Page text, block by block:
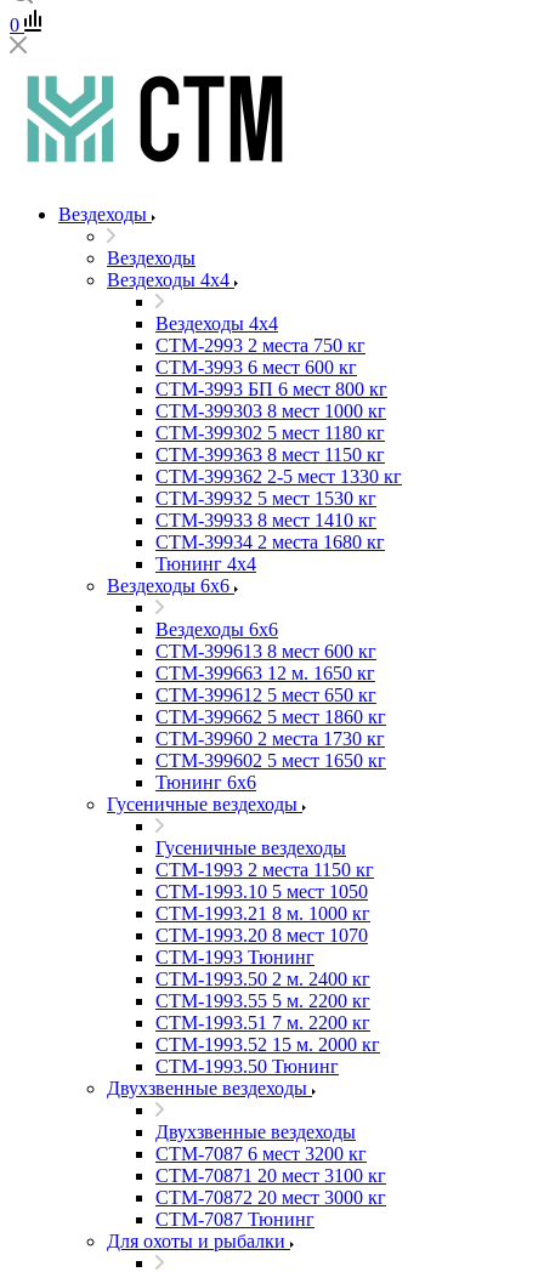
0
Вездеходы
Вездеходы
Вездеходы 4х4
Вездеходы 4х4
СТМ-2993 2 места 750 кг
СТМ-3993 6 мест 600 кг
СТМ-3993 БП 6 мест 800 кг
СТМ-399303 8 мест 1000 кг
СТМ-399302 5 мест 1180 кг
СТМ-399363 8 мест 1150 кг
СТМ-399362 2-5 мест 1330 кг
СТМ-39932 5 мест 1530 кг
СТМ-39933 8 мест 1410 кг
СТМ-39934 2 места 1680 кг
Тюнинг 4х4
Вездеходы 6х6
Вездеходы 6х6
СТМ-399613 8 мест 600 кг
СТМ-399663 12 м. 1650 кг
СТМ-399612 5 мест 650 кг
СТМ-399662 5 мест 1860 кг
СТМ-39960 2 места 1730 кг
СТМ-399602 5 мест 1650 кг
Тюнинг 6х6
Гусеничные вездеходы
Гусеничные вездеходы
СТМ-1993 2 места 1150 кг
СТМ-1993.10 5 мест 1050
СТМ-1993.21 8 м. 1000 кг
СТМ-1993.20 8 мест 1070
СТМ-1993 Тюнинг
СТМ-1993.50 2 м. 2400 кг
СТМ-1993.55 5 м. 2200 кг
СТМ-1993.51 7 м. 2200 кг
СТМ-1993.52 15 м. 2000 кг
СТМ-1993.50 Тюнинг
Двухзвенные вездеходы
Двухзвенные вездеходы
СТМ-7087 6 мест 3200 кг
СТМ-70871 20 мест 3100 кг
СТМ-70872 20 мест 3000 кг
СТМ-7087 Тюнинг
Для охоты и рыбалки